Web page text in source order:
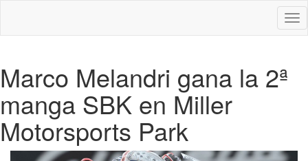
Marco Melandri gana la 2ª
manga SBK en Miller
Motorsports Park